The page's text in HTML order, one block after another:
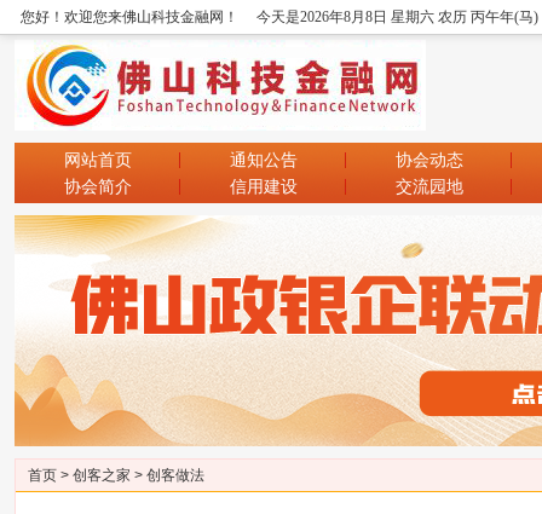
您好！欢迎您来佛山科技金融网！ 今天是2026年8月8日 星期六 农历 丙午年(马
网站首页 通知公告
协会动态
协会简介
信用建设 交流园地
首页 > 创客之家 > 创客做法